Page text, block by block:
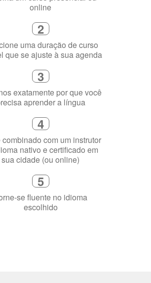
online
2
uma duração de curso
que se ajuste à sua agenda
3
exatamente por que você
aprender a língua
4
combinado com um instrutor
nativo e certificado em
sua cidade (ou online)
5
se fluente no idioma
escolhido